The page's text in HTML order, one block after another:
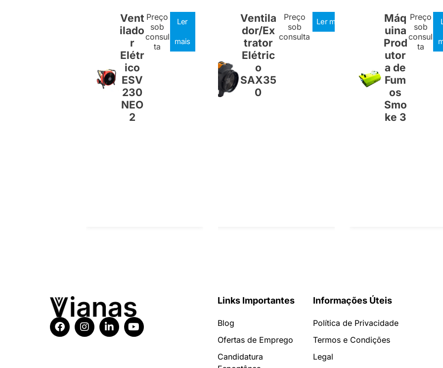
Vent
ilado
r
Elétr
ico
ESV
230
NEO
2
Preço
sob
consul
ta
Ler
mais
Ventila
dor/Ex
trator
Elétric
o
SAX35
0
Preço
sob
consulta
Ler mais
Máq
uina
Prod
utor
a de
Fum
os
Smo
ke 3
Preço
sob
consul
ta
Links Importantes
Blog
Ofertas de Emprego
Candidatura
Informações Úteis
Política de Privacidade
Termos e Condições
Legal